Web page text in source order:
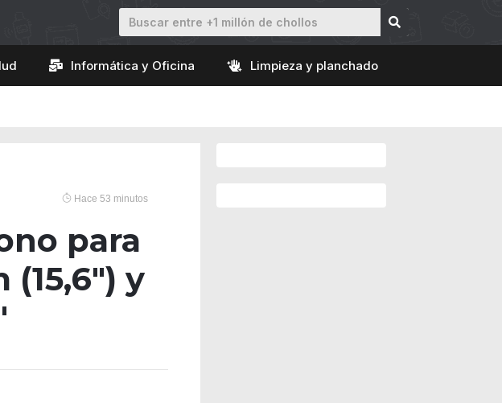
Informática y Oficina Limpieza y planchado
Hace 53 minutos
para
y